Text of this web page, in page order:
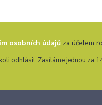
osobních údajůza účelem
odhlásit. Zasíláme jednou za